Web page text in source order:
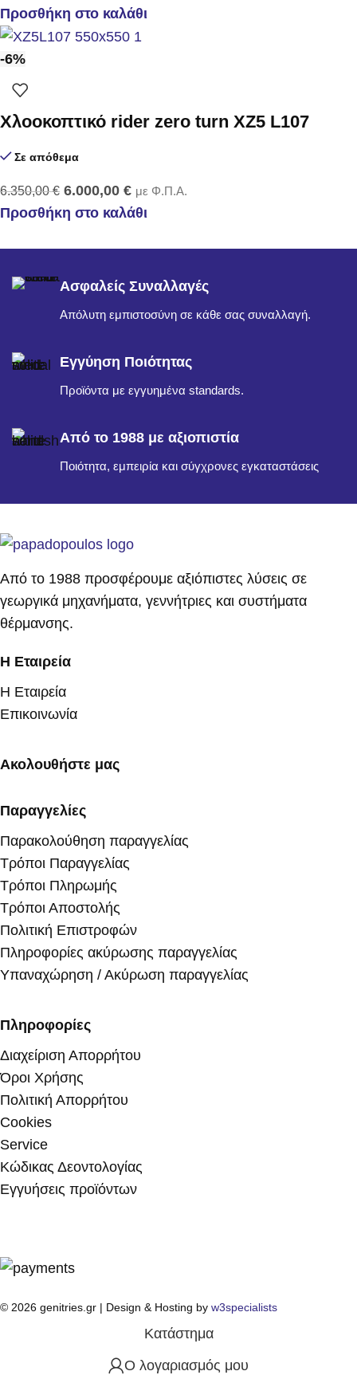
Προσθήκη στο καλάθι
-6%
Χλοοκοπτικό rider zero turn XZ5 L107
Σε απόθεμα
6.350,00€ 6.000,00 € με Φ.Π.Α.
Προσθήκη στο καλάθι
Ασφαλείς Συναλλαγές
Απόλυτη εμπιστοσύνη σε κάθε σας συναλλαγή.
Εγγύηση Ποιότητας
Προϊόντα με εγγυημένα standards.
Από το 1988 με αξιοπιστία
Ποιότητα, εμπειρία και σύγχρονες εγκαταστάσεις
Από το 1988 προσφέρουμε αξιόπιστες λύσεις σε
γεωργικά μηχανήματα, γεννήτριες και συστήματα
θέρμανσης.
Η Εταιρεία
Η Εταιρεία
Επικοινωνία
Ακολουθήστε μας
Παραγγελίες
Παρακολούθηση παραγγελίας
Τρόποι Παραγγελίας
Τρόποι Πληρωμής
Τρόποι Αποστολής
Πολιτική Επιστροφών
Πληροφορίες ακύρωσης παραγγελίας
Υπαναχώρηση / Ακύρωση παραγγελίας
Πληροφορίες
Διαχείριση Απορρήτου
Όροι Χρήσης
Πολιτική Απορρήτου
Cookies
Service
Κώδικας Δεοντολογίας
Εγγυήσεις προϊόντων
© 2026 genitries.gr | Design & Hosting by w3specialists
Κατάστημα
Ο λογαριασμός μου